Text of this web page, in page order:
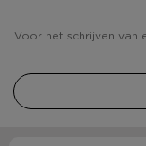
Voor het schrijven van